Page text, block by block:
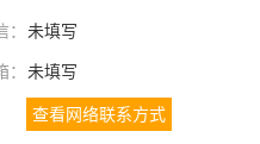
： 未填写
： 未填写
查看网络联系方式